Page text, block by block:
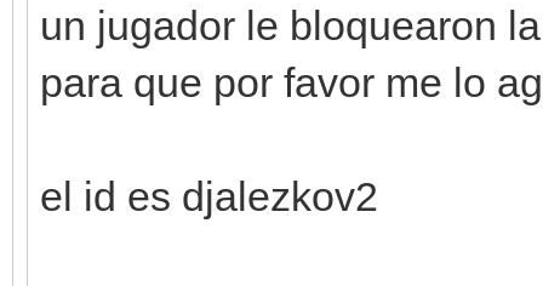
un jugador le bloquearon
para que por favor me lo
el id es djalezkov2